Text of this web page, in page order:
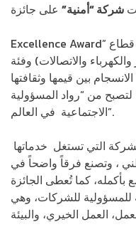
شركة “أمنية” على جائزة
Excellence Award” لعام 2024م في لندن، عن فئة قطاع
والاتصالات) وفئة
بين قيمها وثقافتها
لتصبح من “رواد المسؤولية
الاجتماعية في العالم”.
التي تستغل خدماتها
، وتصنع فرقاً واضحاً في
بأكمله، كما تُعطى الجائزة
للمسؤولية للشركات، وهي